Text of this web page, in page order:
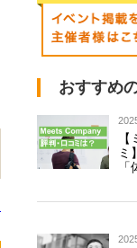
おすすめ
ミ